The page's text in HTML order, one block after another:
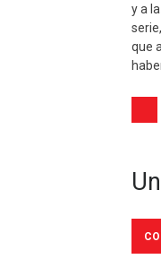
y a
que